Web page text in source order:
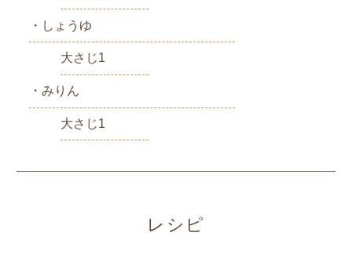
・しょうゆ
大さじ1
・みりん
大さじ1
レシピ